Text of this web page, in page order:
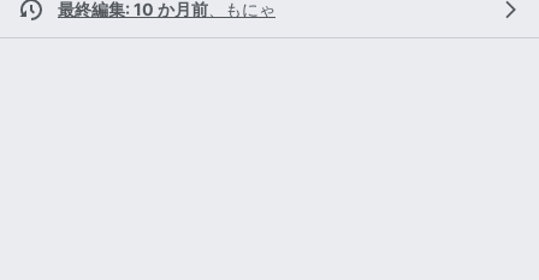
最終編集: 10 か月前 もにゃ